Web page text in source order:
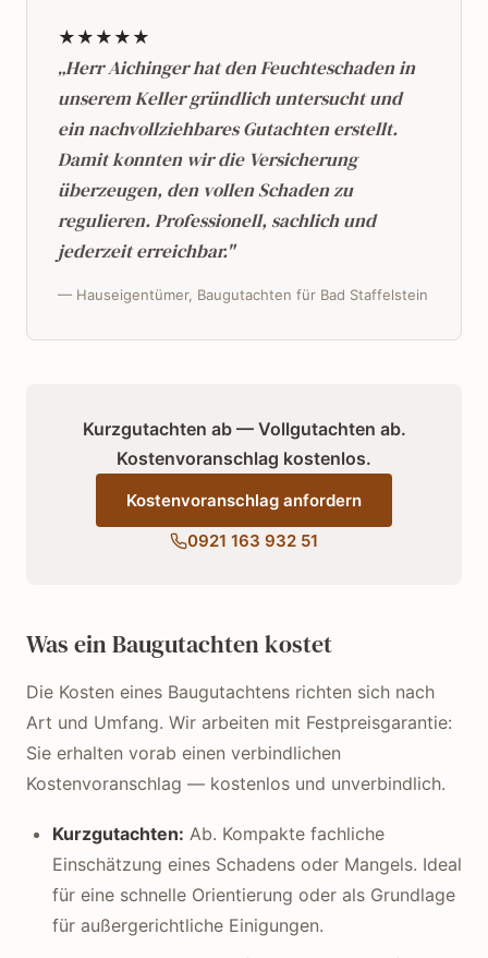
★★★★★
„Herr Aichinger hat den Feuchteschaden in
unserem Keller gründlich untersucht und
ein nachvollziehbares Gutachten erstellt.
Damit konnten wir die Versicherung
überzeugen, den vollen Schaden zu
regulieren. Professionell, sachlich und
jederzeit erreichbar."
— Hauseigentümer, Baugutachten für Bad Staffelstein
Kurzgutachten ab — Vollgutachten ab.
Kostenvoranschlag kostenlos.
Kostenvoranschlag anfordern
0921 163 932 51
Was ein Baugutachten kostet
Die Kosten eines Baugutachtens richten sich nach
Art und Umfang. Wir arbeiten mit Festpreisgarantie:
Sie erhalten vorab einen verbindlichen
Kostenvoranschlag — kostenlos und unverbindlich.
Kurzgutachten: Ab. Kompakte fachliche
Einschätzung eines Schadens oder Mangels. Ideal
für eine schnelle Orientierung oder als Grundlage
für außergerichtliche Einigungen.